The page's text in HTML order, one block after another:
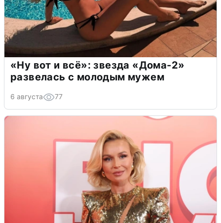
«Ну вот и всё»: звезда «Дома-2»
развелась с молодым мужем
6 августа 77